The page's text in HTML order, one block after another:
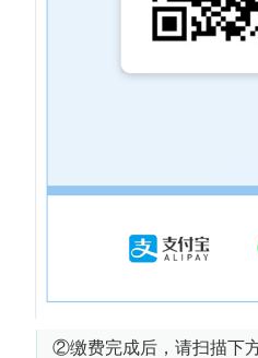
②缴费完成后，请扫描下